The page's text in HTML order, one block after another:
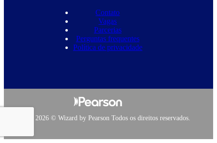
Contato
Vagas
Parcerias
Perguntas frequentes
Política de privacidade
Copyright 2026 © Wizard by Pearson Todos os direitos reservados.